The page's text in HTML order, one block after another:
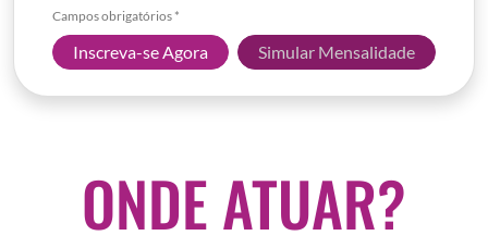
Campos obrigatórios *
Inscreva-se Agora Simular Mensalidade
ONDE ATUAR?